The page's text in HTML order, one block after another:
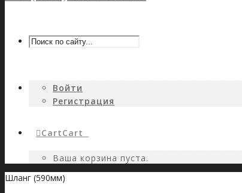
Войти
Регистрация
CartCart
Ваша корзина пуста.
Шланг (590мм)